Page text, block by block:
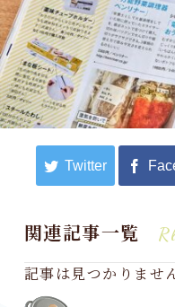
関連記事一覧
記事は見つかりませ